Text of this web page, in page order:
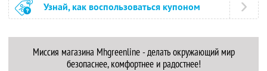
Узнай, как воспользоваться купоном
Миссия магазина Mhgreenline- делать окружающий мир
безопаснее, комфортнее и радостнее!